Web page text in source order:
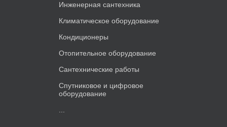
Инженерная сантехника
Климатическое оборудование
Кондиционеры
Отопительное оборудование
Сантехнические работы
Спутниковое и цифровое
оборудование